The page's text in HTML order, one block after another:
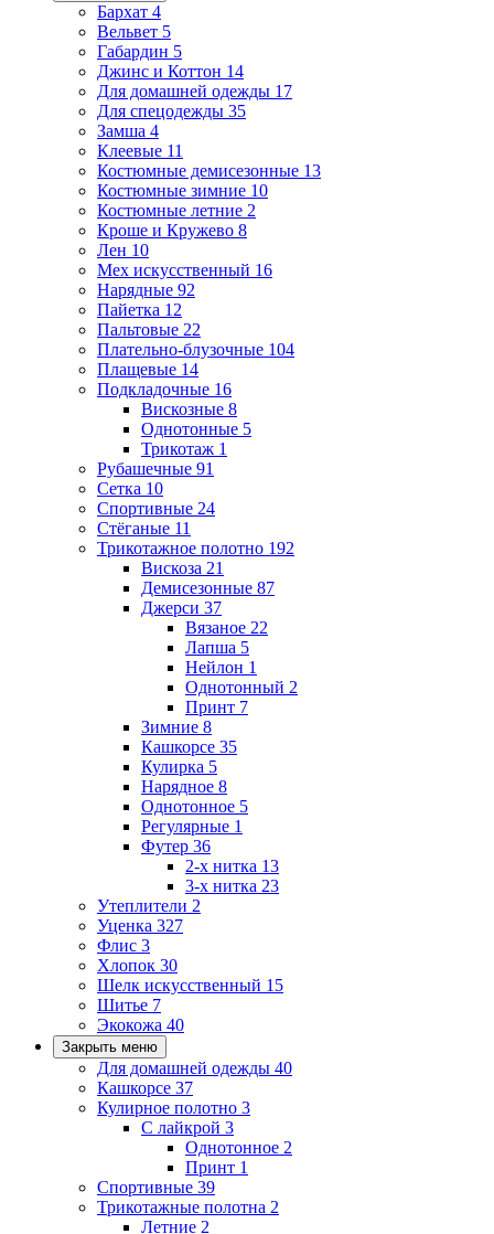
Бархат 4
Вельвет 5
Габардин 5
Джинс и Коттон 14
Для домашней одежды 17
Для спецодежды 35
Замша 4
Клеевые 11
Костюмные демисезонные 13
Костюмные зимние 10
Костюмные летние 2
Кроше и Кружево 8
Лен 10
Мех искусственный 16
Нарядные 92
Пайетка 12
Пальтовые 22
Плательно-блузочные 104
Плащевые 14
Подкладочные 16
Вискозные 8
Однотонные 5
Трикотаж 1
Рубашечные 91
Сетка 10
Спортивные 24
Стёганые 11
Трикотажное полотно 192
Вискоза 21
Демисезонные 87
Джерси 37
Вязаное 22
Лапша 5
Нейлон 1
Однотонный 2
Принт 7
Зимние 8
Кашкорсе 35
Кулирка 5
Нарядное 8
Однотонное 5
Регулярные 1
Футер 36
2-х нитка 13
3-х нитка 23
Утеплители 2
Уценка 327
Флис 3
Хлопок 30
Шелк искусственный 15
Шитье 7
Экокожа 40
Закрыть меню
Для домашней одежды 40
Кашкорсе 37
Кулирное полотно 3
С лайкрой 3
Однотонное 2
Принт 1
Спортивные 39
Трикотажные полотна 2
Летние 2